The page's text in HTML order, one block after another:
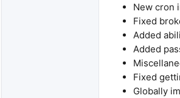
New cron
Fixed
Added
Added
Fixed
Globally